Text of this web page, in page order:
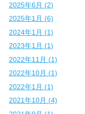
2025年6月 (2)
2025年1月 (6)
2024年1月 (1)
2023年1月 (1)
2022年11月 (1)
2022年10月 (1)
2022年1月 (1)
2021年10月 (4)